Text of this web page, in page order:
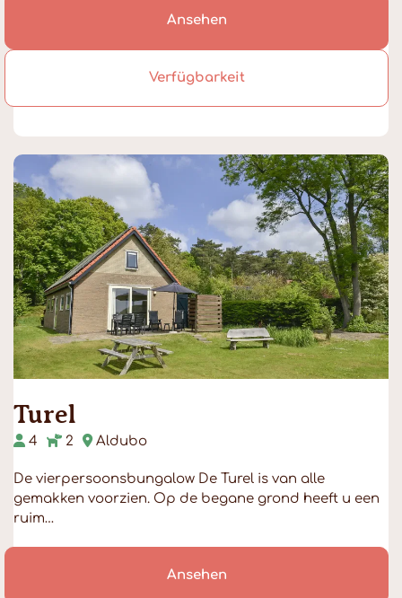
Ansehen
Verfügbarkeit
Turel
4 2 Aldubo
De vierpersoonsbungalow De Turel is van alle
gemakken voorzien. Op de begane grond heeft u een
ruim…
Ansehen